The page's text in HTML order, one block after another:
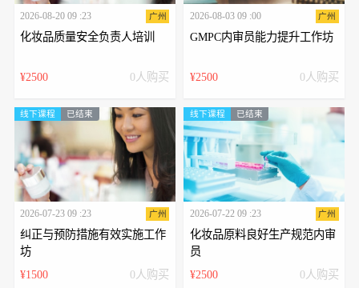
2026-08-20 09 :23 广州
化妆品质量安全负责人培训
¥2500 0人购买
2026-08-03 09 :00 广州
GMPC内审员能力提升工作坊
¥2500 0人购买
线下课程 已结束
2026-07-23 09 :23 广州
纠正与预防措施有效实施工作
坊
¥1500
0人购买
线下课程 已结束
2026-07-22 09 :23 广州
化妆品原料良好生产规范内审
员
¥2500
0人购买